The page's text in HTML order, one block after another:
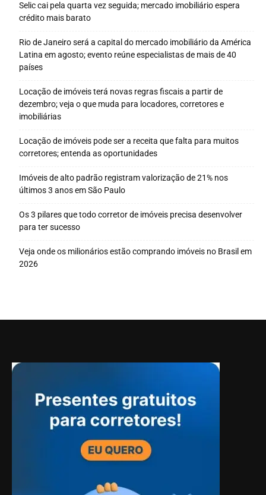
Selic cai pela quarta vez seguida; mercado imobiliário espera
crédito mais barato
Rio de Janeiro será a capital do mercado imobiliário da América
Latina em agosto; evento reúne especialistas de mais de 40
países
Locação de imóveis terá novas regras fiscais a partir de
dezembro; veja o que muda para locadores, corretores e
imobiliárias
Locação de imóveis pode ser a receita que falta para muitos
corretores; entenda as oportunidades
Imóveis de alto padrão registram valorização de 21% nos
últimos 3 anos em São Paulo
Os 3 pilares que todo corretor de imóveis precisa desenvolver
para ter sucesso
Veja onde os milionários estão comprando imóveis no Brasil em
2026